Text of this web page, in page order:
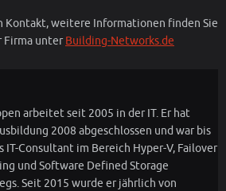
Kontakt, weitere Informationen finden Sie
Firma unter Building-Networks.de
arbeitet seit 2005 in der IT. Er hat
2008 abgeschlossen und war bis
IT-Consultant im Bereich Hyper-V, Failover
und Software Defined Storage
Seit 2015 wurde er jährlich von